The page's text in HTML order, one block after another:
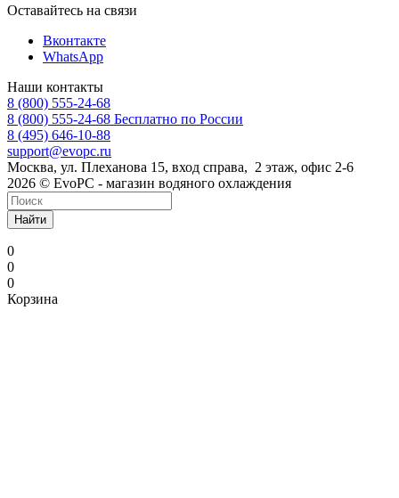
Оставайтесь на связи
Вконтакте
WhatsApp
Наши контакты
8 (800) 555-24-68
8 (800) 555-24-68 Бесплатно по России
8 (495) 646-10-88
support@evopc.ru
Москва, ул. Плеханова 15, вход справа, 2 этаж, офис 2-6
2026 © EvoPC - магазин водяного охлаждения
Найти
0
0
0
Корзина